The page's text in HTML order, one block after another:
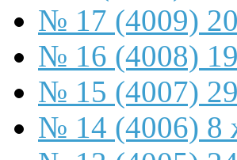
№ 17 (4009)
№ 16 (4008)
№ 15 (4007)
№ 14 (4006) 8